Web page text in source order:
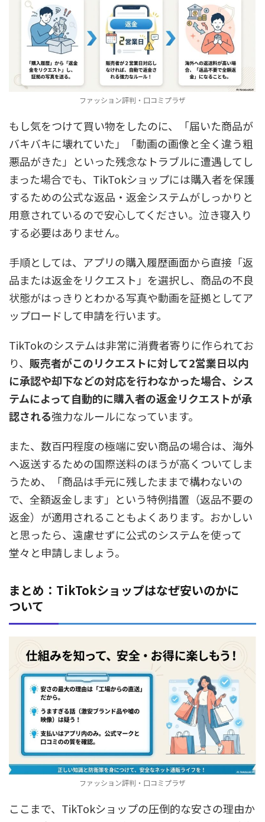
ファッション評判・口コミプラザ
もし気をつけて買い物をしたのに、「届いた商品が
バキバキに壊れていた」「動画の画像と全く違う粗
悪品がきた」といった残念なトラブルに遭遇してし
まった場合でも、TikTokショップには購入者を保護
するための公式な返品・返金システムがしっかりと
用意されているので安心してください。泣き寝入り
する必要はありません。
手順としては、アプリの購入履歴画面から直接「返
品または返金をリクエスト」を選択し、商品の不良
状態がはっきりとわかる写真や動画を証拠としてア
ップロードして申請を行います。
TikTokのシステムは非常に消費者寄りに作られてお
り、 販売者がこのリクエストに対して2営業日以内
に承認や却下などの対応を行わなかった場合、シス
テムによって自動的に購入者の返金リクエストが承
認される強力なルールになっています。
また、数百円程度の極端に安い商品の場合は、海外
へ返送するための国際送料のほうが高くついてしま
うため、「商品は手元に残したままで構わないの
で、全額返金します」という特例措置（返品不要の
返金）が適用されることもよくあります。おかしい
と思ったら、遠慮せずに公式のシステムを使って
堂々と申請しましょう。
まとめ：TikTokショップはなぜ安いのかに
ついて
ファッション評判・口コミプラザ
ここまで、TikTokショップの圧倒的な安さの理由か